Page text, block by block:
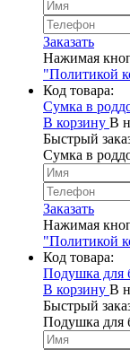
Заказать
Нажимая
"Политикой
Код товара:
Сумка в
В корзину В
Быстрый
Сумка в
Заказать
Нажимая
"Политикой
Код товара:
Подушка для
В корзину В
Быстрый
Подушка для